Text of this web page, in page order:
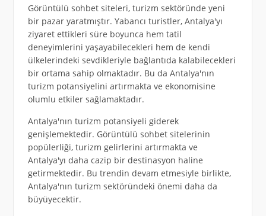
Görüntülü sohbet siteleri, turizm sektöründe yeni
bir pazar yaratmıştır. Yabancı turistler, Antalya'yı
ziyaret ettikleri süre boyunca hem tatil
deneyimlerini yaşayabilecekleri hem de kendi
ülkelerindeki sevdikleriyle bağlantıda kalabilecekleri
bir ortama sahip olmaktadır. Bu da Antalya'nın
turizm potansiyelini artırmakta ve ekonomisine
olumlu etkiler sağlamaktadır.
Antalya'nın turizm potansiyeli giderek
genişlemektedir. Görüntülü sohbet sitelerinin
popülerliği, turizm gelirlerini artırmakta ve
Antalya'yı daha cazip bir destinasyon haline
getirmektedir. Bu trendin devam etmesiyle birlikte,
Antalya'nın turizm sektöründeki önemi daha da
büyüyecektir.